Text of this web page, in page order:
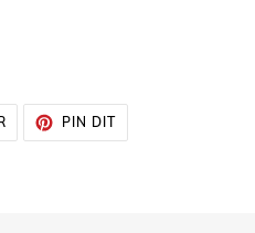
TWITTEREN
OP
TWITTER
PIN DITPINNEN
PINTEREST